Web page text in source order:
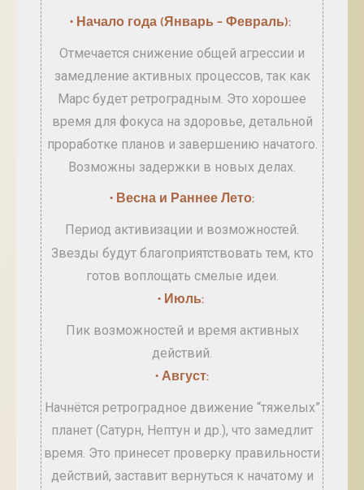
• Начало года (Январь – Февраль):
Отмечается снижение общей агрессии и
замедление активных процессов, так как
Марс будет ретроградным. Это хорошее
время для фокуса на здоровье, детальной
проработке планов и завершению начатого.
Возможны задержки в новых делах.
• Весна и Раннее Лето:
Период активизации и возможностей.
Звезды будут благоприятствовать тем, кто
готов воплощать смелые идеи.
• Июль:
Пик возможностей и время активных
действий.
• Август:
Начнётся ретроградное движение “тяжелых”
планет (Сатурн, Нептун и др.), что замедлит
время. Это принесет проверку правильности
действий, заставит вернуться к начатому и